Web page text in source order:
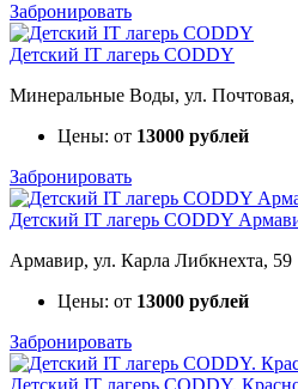
Забронировать
Детский IT лагерь CODDY
Минеральные Воды, ул. Почтовая,
Цены: от 13000 рублей
Забронировать
Детский IT лагерь CODDY
Армавир, ул. Карла Либкнехта, 59
Цены: от 13000 рублей
Забронировать
Детский IT лагерь CODDY.